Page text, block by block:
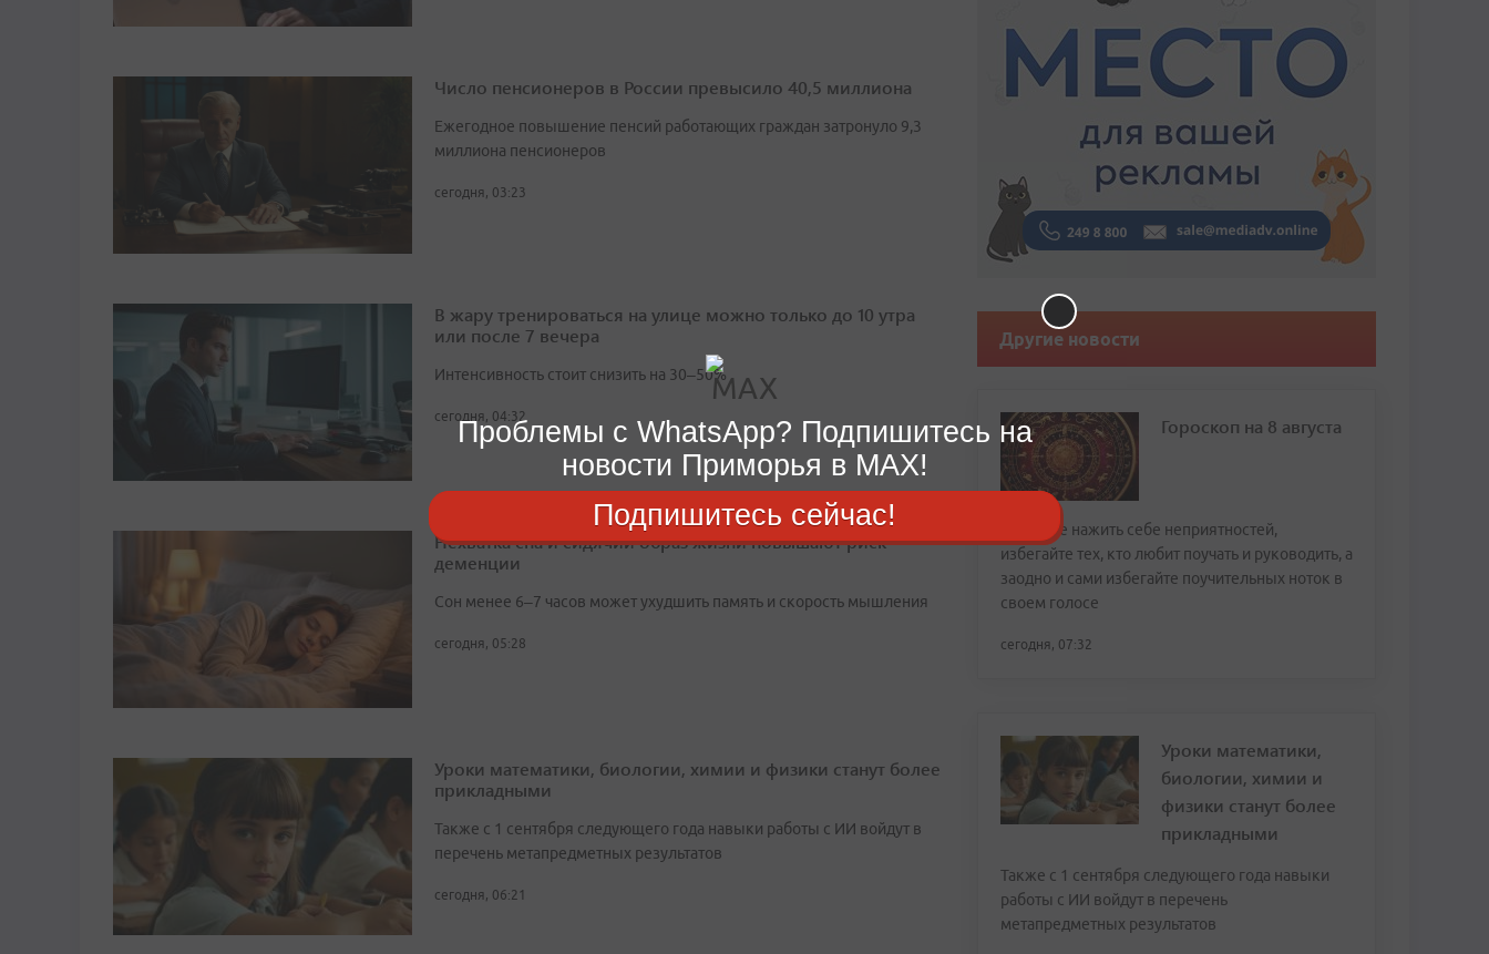
Число пенсионеров в России превысило 40,5 миллиона
Ежегодное повышение пенсий работающих граждан затронуло 9,3
миллиона пенсионеров
сегодня, 03:23
В жару тренироваться на улице можно только до 10 утра
или после 7 вечера
Интенсивность стоит снизить на 30–50%
сегодня, 04:32
Нехватка сна и сидячий образ жизни повышают риск
деменции
Сон менее 6–7 часов может ухудшить память и скорость мышления
сегодня, 05:28
Уроки математики, биологии, химии и физики станут более
прикладными
Также с 1 сентября следующего года навыки работы с ИИ войдут в
перечень метапредметных результатов
сегодня, 06:21
Другие новости
Гороскоп на 8 августа
Чтобы не нажить себе неприятностей,
избегайте тех, кто любит поучать и руководить, а
заодно и сами избегайте поучительных ноток в
своем голосе
сегодня, 07:32
Уроки математики,
биологии, химии и
физики станут более
прикладными
Также с 1 сентября следующего года навыки
работы с ИИ войдут в перечень
метапредметных результатов
Проблемы с WhatsApp? Подпишитесь на
новости Приморья в MAX!
Подпишитесь сейчас!